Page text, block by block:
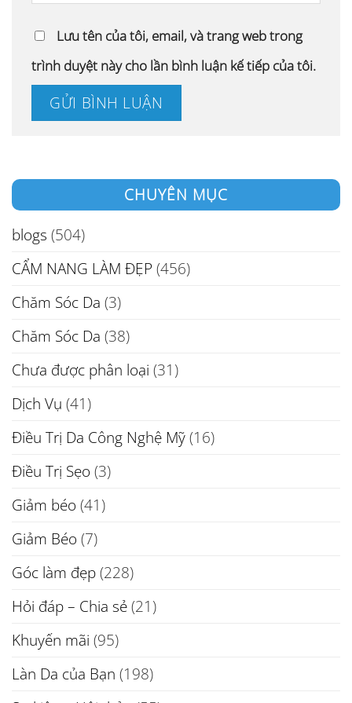
Lưu tên của tôi, email, và trang web trong
trình duyệt này cho lần bình luận kế tiếp của tôi.
CHUYÊN MỤC
blogs (504)
CẨM NANG LÀM ĐẸP (456)
Chăm Sóc Da (3)
Chăm Sóc Da (38)
Chưa được phân loại (31)
Dịch Vụ (41)
Điều Trị Da Công Nghệ Mỹ(16)
Điều Trị Sẹo (3)
Giảm béo (41)
Giảm Béo (7)
Góc làm đẹp(228)
Hỏi đáp – Chia sẻ(21)
Khuyến mãi (95)
Làn Da của Bạn (198)